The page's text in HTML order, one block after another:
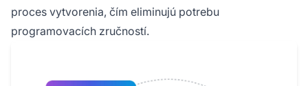
proces vytvorenia, čím eliminujú potrebu
programovacích zručností.